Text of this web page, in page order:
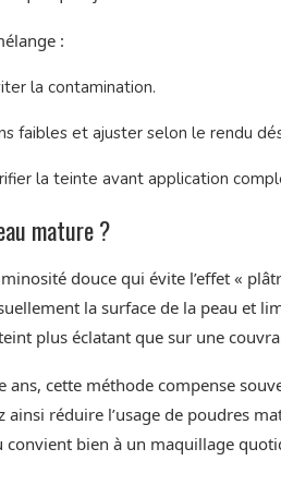
:
la contamination.
faibles et ajuster selon le rendu
la teinte avant application
mature ?
douce qui évite l’effet «
la surface de la peau et
plus éclatant que sur une
ans, cette méthode compense
ainsi réduire l’usage de poudres
convient bien à un maquillage